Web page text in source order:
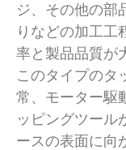
ジ、その他の部
りなどの加工工
率と製品品質が
このタイプのタ
常、モーター駆
ッピングツール
ースの表面に向